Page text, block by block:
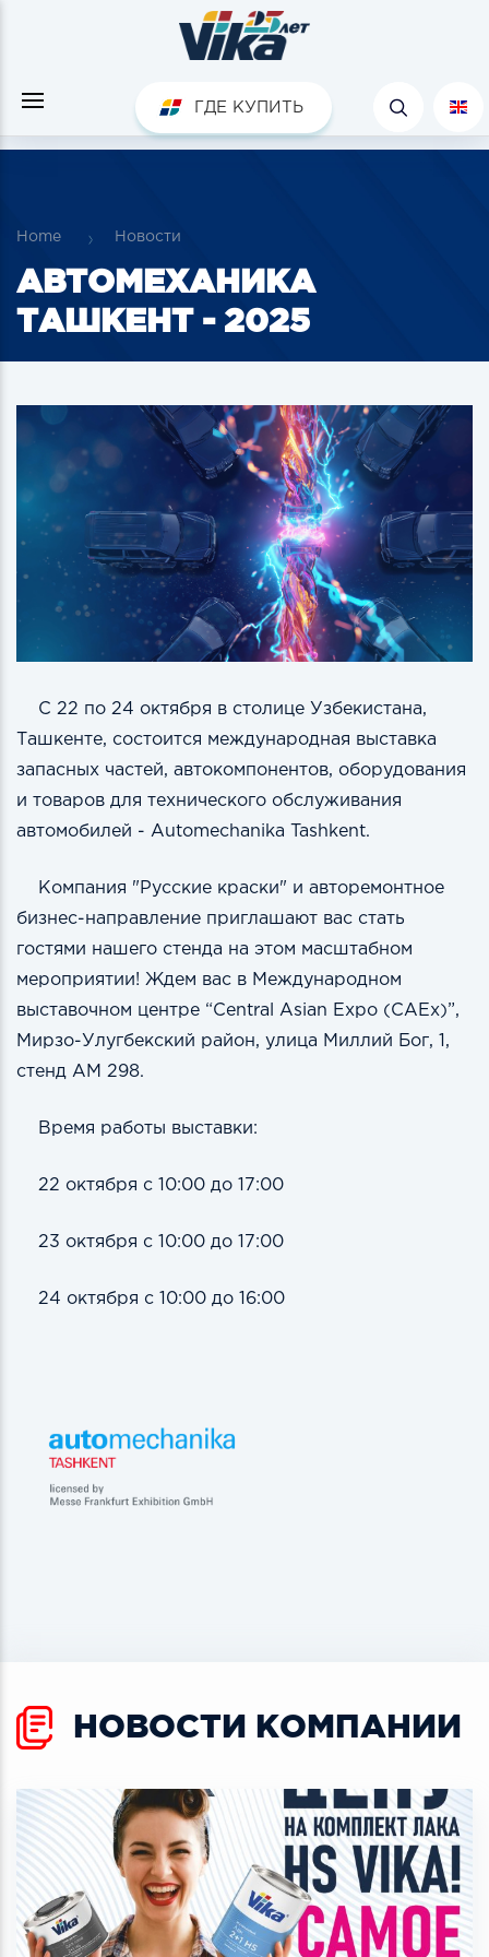
ГДЕ КУПИТЬ
Home Новости
АВТОМЕХАНИКА
ТАШКЕНТ - 2025
С 22 по 24 октября в столице Узбекистана,
Ташкенте, состоится международная выставка
запасных частей, автокомпонентов, оборудования
и товаров для технического обслуживания
автомобилей - Automechanika Tashkent.
Компания "Русские краски" и авторемонтное
бизнес-направление приглашают вас стать
гостями нашего стенда на этом масштабном
мероприятии! Ждем вас в Международном
выставочном центре “Central Asian Expo (CAEx)”,
Мирзо-Улугбекский район, улица Миллий Бог, 1,
стенд АМ 298.
Время работы выставки:
22 октября с 10:00 до 17:00
23 октября с 10:00 до 17:00
24 октября с 10:00 до 16:00
НОВОСТИ КОМПАНИИ